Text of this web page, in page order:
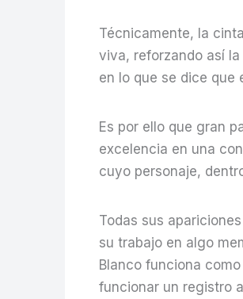
Técnicamente, la
viva, reforzando así
en lo que se dice que
Es por ello que gran
excelencia en una
cuyo personaje,
Todas sus
su trabajo en algo
Blanco funciona
funcionar un registro